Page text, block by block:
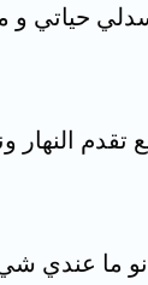
ما عندي